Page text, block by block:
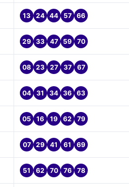
13 24 44 57 66
29 33 47 59 70
08 23 27 37 67
04 31 34 36 63
05 16 19 62 79
07 29 41 61 69
51 62 70 76 78